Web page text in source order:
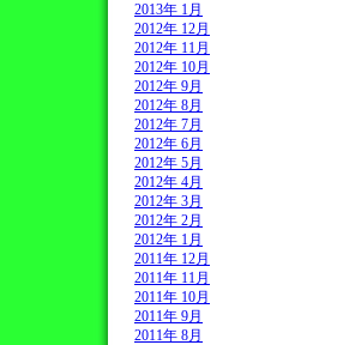
2013年 1月
2012年 12月
2012年 11月
2012年 10月
2012年 9月
2012年 8月
2012年 7月
2012年 6月
2012年 5月
2012年 4月
2012年 3月
2012年 2月
2012年 1月
2011年 12月
2011年 11月
2011年 10月
2011年 9月
2011年 8月